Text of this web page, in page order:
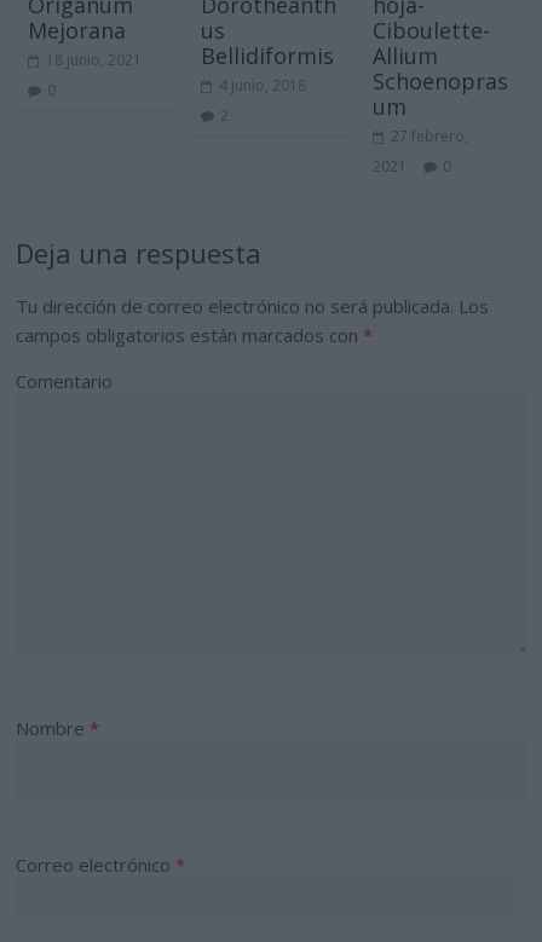
Mejorana
18 junio, 2021
0
us
Bellidiformis
4 junio, 2018
2
Ciboulette-
Allium
Schoenopras
um
27 febrero,
2021
0
Deja una respuesta
Tu dirección de correo electrónico no será publicada. Los
campos obligatorios están marcados con *
Comentario
Nombre *
Correo electrónico *